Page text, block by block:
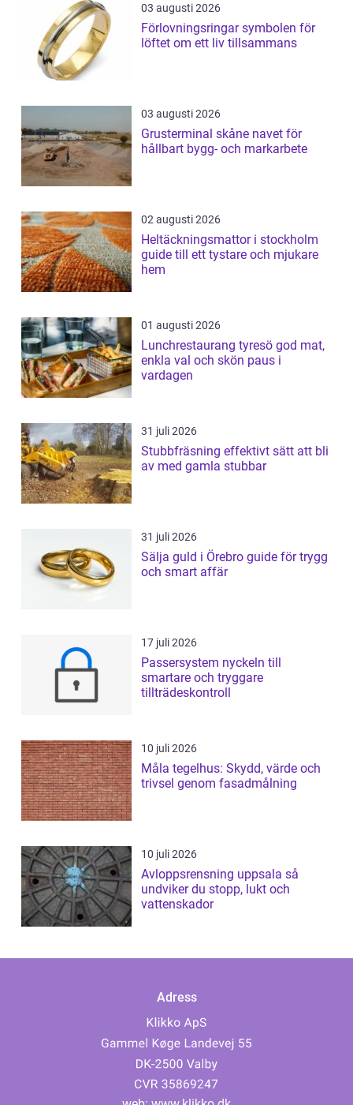
03 augusti 2026
Förlovningsringar symbolen för
löftet om ett liv tillsammans
03 augusti 2026
Grusterminal skåne navet för
hållbart bygg- och markarbete
02 augusti 2026
Heltäckningsmattor i stockholm
guide till ett tystare och mjukare
hem
01 augusti 2026
Lunchrestaurang tyresö god mat,
enkla val och skön paus i
vardagen
31 juli 2026
Stubbfräsning effektivt sätt att bli
av med gamla stubbar
31 juli 2026
Sälja guld i Örebro guide för trygg
och smart affär
17 juli 2026
Passersystem nyckeln till
smartare och tryggare
tillträdeskontroll
10 juli 2026
Måla tegelhus: Skydd, värde och
trivsel genom fasadmålning
10 juli 2026
Avloppsrensning uppsala så
undviker du stopp, lukt och
vattenskador
Adress